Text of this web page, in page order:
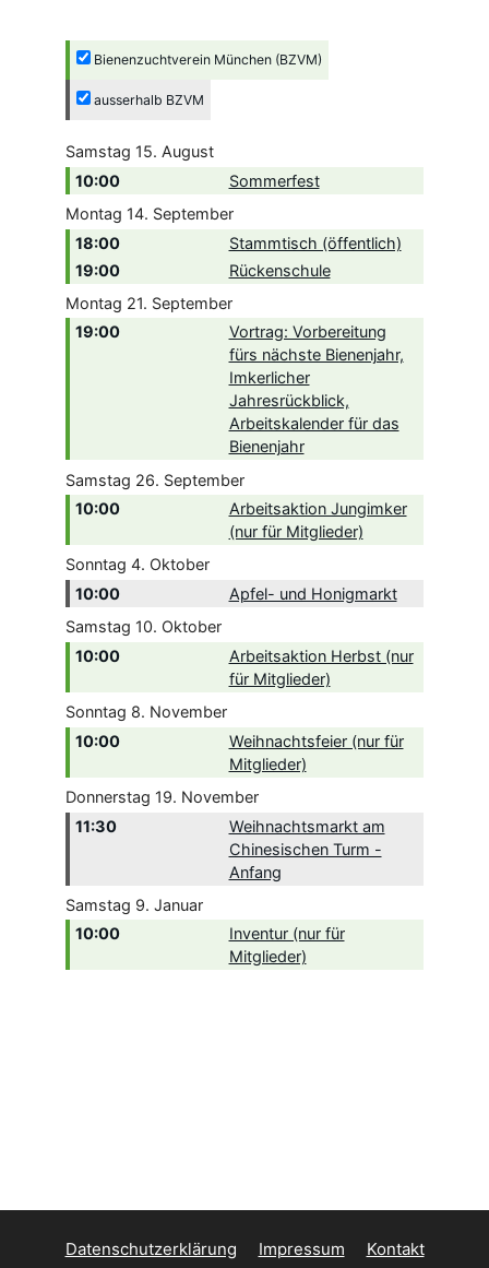
Bienenzuchtverein München (BZVM)
ausserhalb BZVM
Samstag 15. August
10:00
Sommerfest
Montag 14. September
18:00
Stammtisch (öffentlich)
19:00
Rückenschule
Montag 21. September
19:00
Vortrag: Vorbereitung
fürs nächste Bienenjahr,
Imkerlicher
Jahresrückblick,
Arbeitskalender für das
Bienenjahr
Samstag 26. September
10:00
Arbeitsaktion Jungimker
(nur für Mitglieder)
Sonntag 4. Oktober
10:00
Apfel- und Honigmarkt
Samstag 10. Oktober
10:00
Arbeitsaktion Herbst (nur
für Mitglieder)
Sonntag 8. November
10:00
Weihnachtsfeier (nur für
Mitglieder)
Donnerstag 19. November
11:30
Weihnachtsmarkt am
Chinesischen Turm -
Anfang
Samstag 9. Januar
10:00
Inventur (nur für
Mitglieder)
Datenschutzerklärung Impressum Kontakt